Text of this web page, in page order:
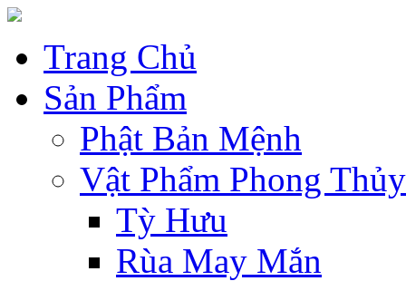
Trang Chủ
Sản Phẩm
Phật Bản Mệnh
Vật Phẩm Phong Thủy
Tỳ Hưu
Rùa May Mắn